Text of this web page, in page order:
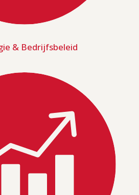
& Bedrijfsbeleid